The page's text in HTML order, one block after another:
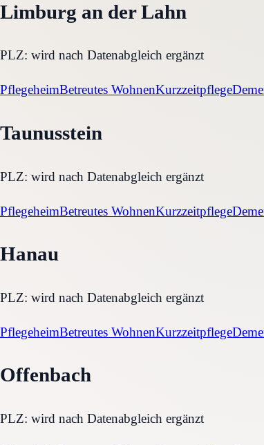
Limburg an der Lahn
PLZ: wird nach Datenabgleich ergänzt
PflegeheimBetreutes WohnenKurzzeitpflege
Taunusstein
PLZ: wird nach Datenabgleich ergänzt
PflegeheimBetreutes WohnenKurzzeitpflege
Hanau
PLZ: wird nach Datenabgleich ergänzt
PflegeheimBetreutes WohnenKurzzeitpflege
Offenbach
PLZ: wird nach Datenabgleich ergänzt